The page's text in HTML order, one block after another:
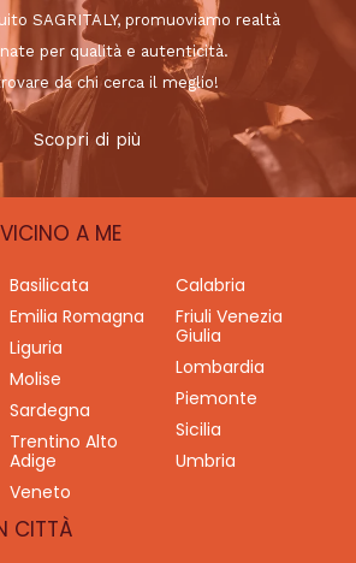
SAGRITALY, promuoviamo realtà
per qualità e autenticità.
da chi cerca il meglio!
Scopri di più
A ME
Basilicata
Calabria
Emilia Romagna
Friuli Venezia
Giulia
Liguria
Lombardia
Molise
Piemonte
Sardegna
Sicilia
Trentino Alto
Adige
Umbria
Veneto
CITTÀ